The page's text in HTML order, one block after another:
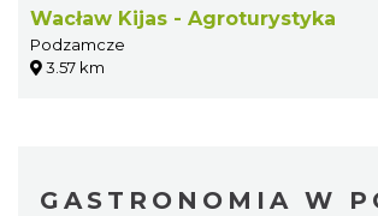
Wacław Kijas - Agroturystyka
Podzamcze
3.57 km
GASTRONOMIA W